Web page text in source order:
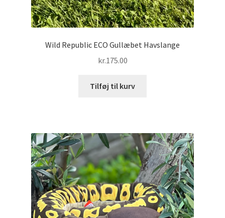
Wild Republic ECO Gullæbet Havslange
kr.175.00
Tilføj til kurv